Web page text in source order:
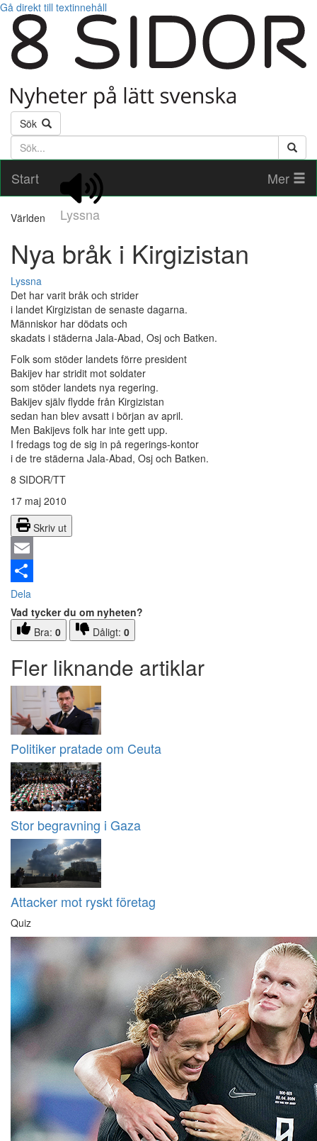
Gå direkt till textinnehåll
Sök
Söktext
Start
Lyssna
Mer
Världen
Nya bråk i Kirgizistan
Lyssna
Det har varit bråk och strider
i landet Kirgizistan de senaste dagarna.
Människor har dödats och
skadats i städerna Jala-Abad, Osj och Batken.
Folk som stöder landets förre president
Bakijev har stridit mot soldater
som stöder landets nya regering.
Bakijev själv flydde från Kirgizistan
sedan han blev avsatt i början av april.
Men Bakijevs folk har inte gett upp.
I fredags tog de sig in på regerings-kontor
i de tre städerna Jala-Abad, Osj och Batken.
8 SIDOR/TT
17 maj 2010
Skriv ut
Email
Dela
Vad tycker du om nyheten?
Bra: 0 Dåligt: 0
Fler liknande artiklar
Politiker pratade om Ceuta
Stor begravning i Gaza
Attacker mot ryskt företag
Quiz